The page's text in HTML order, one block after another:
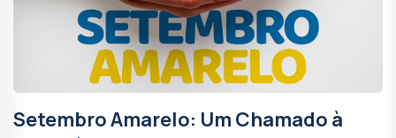
Setembro Amarelo: Um Chamado à